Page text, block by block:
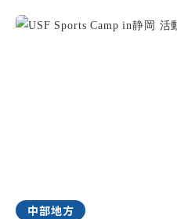
中部地方